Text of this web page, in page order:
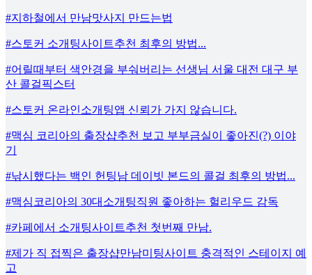
#지하철에서 만남맛사지 만드는법
#스토커 소개팅사이트추천 최후의 방법...
#어릴때부터 색안경을 부숴버리는 선생님 서울 대전 대구 부
산 콜걸픽스터
#스토커 온라인소개팅앱 신뢰가 가지 않습니다.
#맥심 코리아의 출장샵추천 보고 부부금실이 좋아진(?) 이야
기
#낚시했다는 백인 헌팅남 데이빗 본드의 콜걸 최후의 방법...
#맥심코리아의 30대소개팅직원 좋아하는 헐리우드 감독
#카페에서 소개팅사이트추천 첫번째 만남.
#제가 직 접찍은 출장샵만남미팅사이트 충격적인 스테이지 예
고